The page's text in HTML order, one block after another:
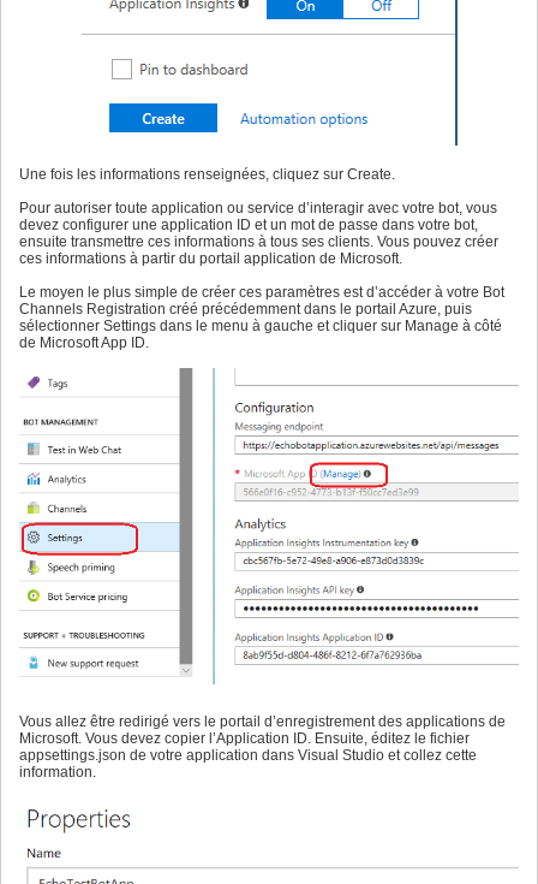
Une fois les informations renseignées, cliquez sur Create.
Pour autoriser toute application ou service d’interagir avec votre bot, vous
devez configurer une application ID et un mot de passe dans votre bot,
ensuite transmettre ces informations à tous ses clients. Vous pouvez créer
ces informations à partir du portail application de Microsoft.
Le moyen le plus simple de créer ces paramètres est d’accéder à votre Bot
Channels Registration créé précédemment dans le portail Azure, puis
sélectionner Settings dans le menu à gauche et cliquer sur Manage à côté
de Microsoft App ID.
Vous allez être redirigé vers le portail d’enregistrement des applications de
Microsoft. Vous devez copier l’Application ID. Ensuite, éditez le fichier
appsettings.json de votre application dans Visual Studio et collez cette
information.